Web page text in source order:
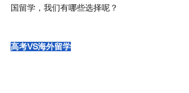
国留学，我们有哪些选择呢？
高考VS海外留学